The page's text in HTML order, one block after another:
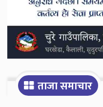
ताजा समाचार